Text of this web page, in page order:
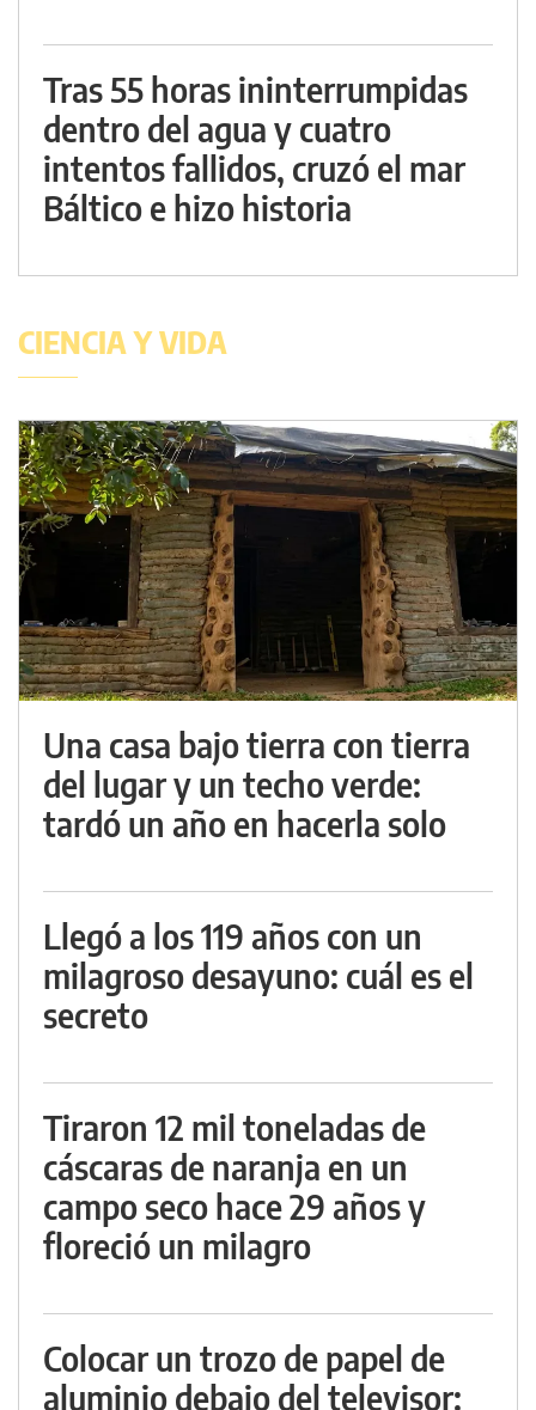
Tras 55 horas ininterrumpidas
dentro del agua y cuatro
intentos fallidos, cruzó el mar
Báltico e hizo historia
CIENCIA Y VIDA
Una casa bajo tierra con tierra
del lugar y un techo verde:
tardó un año en hacerla solo
Llegó a los 119 años con un
milagroso desayuno: cuál es el
secreto
Tiraron 12 mil toneladas de
cáscaras de naranja en un
campo seco hace 29 años y
floreció un milagro
Colocar un trozo de papel de
aluminio debajo del televisor: